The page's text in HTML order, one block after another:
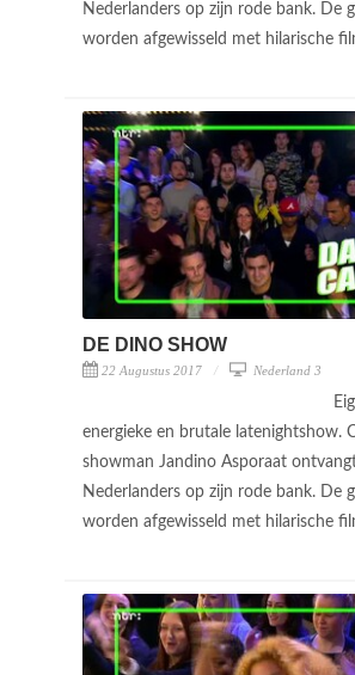
Nederlanders op zijn rode bank. De
worden afgewisseld met hilarische
DE DINO SHOW
22 Augustus 2017 Nederland 3
energieke en brutale latenightshow.
showman Jandino Asporaat
Nederlanders op zijn rode bank. De
worden afgewisseld met hilarische